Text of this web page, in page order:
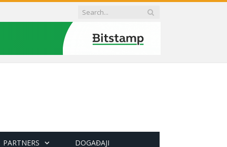
PARTNERS DOGAĐAJI